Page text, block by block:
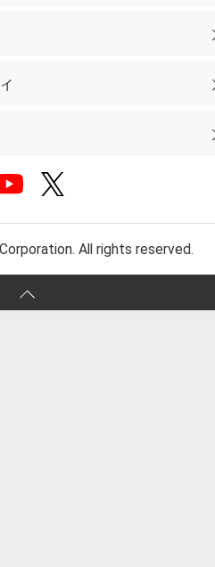
All rights reserved.